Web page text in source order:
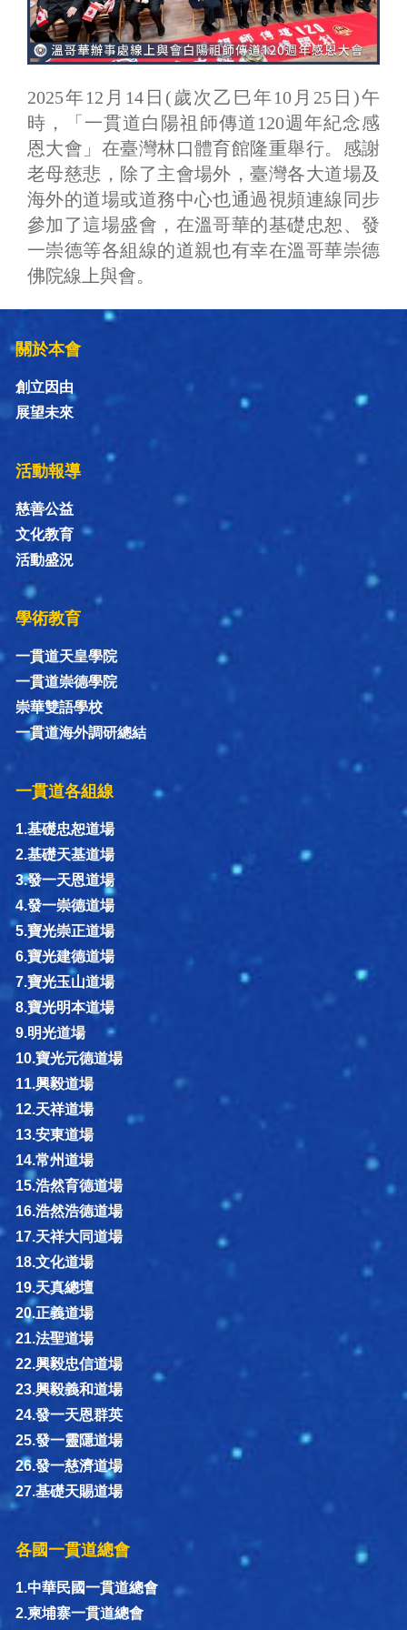
2025年12月14日(歲次乙巳年10月25日)午
時，「一貫道白陽祖師傳道120週年紀念感
恩大會」在臺灣林口體育館隆重舉行。感謝
老母慈悲，除了主會場外，臺灣各大道場及
海外的道場或道務中心也通過視頻連線同步
參加了這場盛會，在溫哥華的基礎忠恕、發
一崇德等各組線的道親也有幸在溫哥華崇德
佛院線上與會。
關於本會
創立因由
展望未來
活動報導
慈善公益
文化教育
活動盛況
學術教育
一貫道天皇學院
一貫道崇德學院
崇華雙語學校
一貫道海外調研總結
一貫道各組線
1.基礎忠恕道場
2.基礎天基道場
3.發一天恩道場
4.發一崇德道場
5.寶光崇正道場
6.寶光建德道場
7.寶光玉山道場
8.寶光明本道場
9.明光道場
10.寶光元德道場
11.興毅道場
12.天祥道場
13.安東道場
14.常州道場
15.浩然育德道場
16.浩然浩德道場
17.天祥大同道場
18.文化道場
19.天真總壇
20.正義道場
21.法聖道場
22.興毅忠信道場
23.興毅義和道場
24.發一天恩群英
25.發一靈隱道場
26.發一慈濟道場
27.基礎天賜道場
各國一貫道總會
1.中華民國一貫道總會
2.柬埔寨一貫道總會